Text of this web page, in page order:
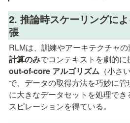
2. 推論時スケーリングに
張
RLMは、訓練やアーキテクチャの
計算のみでコンテキストを劇的に
out-of-core アルゴリズム （小さ
で、データの取得方法を巧妙に
に大きなデータセットを処理で
スピレーションを得ている。